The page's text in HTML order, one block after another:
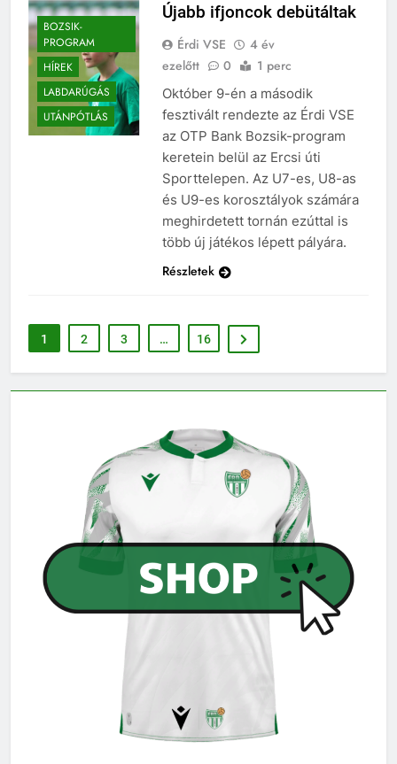
BOZSIK-
PROGRAM
HÍREK
LABDARÚGÁS
UTÁNPÓTLÁS
Újabb ifjoncok debütáltak
Érdi VSE
4 év
ezelőtt
0 1 perc
Október 9-én a második
fesztivált rendezte az Érdi VSE
az OTP Bank Bozsik-program
keretein belül az Ercsi úti
Sporttelepen. Az U7-es, U8-as
és U9-es korosztályok számára
meghirdetett tornán ezúttal is
több új játékos lépett pályára.
Részletek
1 2 3 … 16